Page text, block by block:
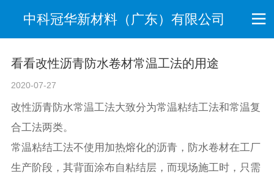
中科冠华新材料（广东）有限公司
看看改性沥青防水卷材常温工法的用途
2020-07-27
改性沥青防水常温工法大致分为常温粘结工法和常温复
合工法两类。
常温粘结工法不使用加热熔化的沥青，防水卷材在工厂
生产阶段，其背面涂布自粘结层，而现场施工时，只需